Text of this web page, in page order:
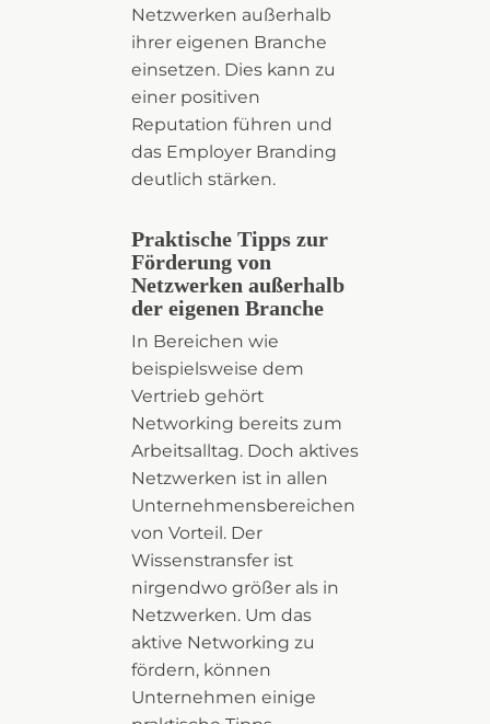
Netzwerken außerhalb
ihrer eigenen Branche
einsetzen. Dies kann zu
einer positiven
Reputation führen und
das Employer Branding
deutlich stärken.
Praktische Tipps zur
Förderung von
Netzwerken außerhalb
der eigenen Branche
In Bereichen wie
beispielsweise dem
Vertrieb gehört
Networking bereits zum
Arbeitsalltag. Doch aktives
Netzwerken ist in allen
Unternehmensbereichen
von Vorteil. Der
Wissenstransfer ist
nirgendwo größer als in
Netzwerken. Um das
aktive Networking zu
fördern, können
Unternehmen einige